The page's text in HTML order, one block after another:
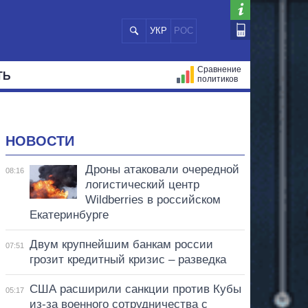
УКР РОС
Сравнение
политиков
НОВОСТИ
08:16
Дроны атаковали очередной
логистический центр
Wildberries в российском
Екатеринбурге
07:51
Двум крупнейшим банкам россии
грозит кредитный кризис – разведка
05:17
США расширили санкции против Кубы
из-за военного сотрудничества с